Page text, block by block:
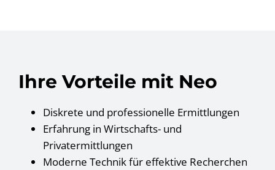
Ihre Vorteile mit Neo
Diskrete und professionelle Ermittlungen
Erfahrung in Wirtschafts- und
Privatermittlungen
Moderne Technik für effektive Recherchen